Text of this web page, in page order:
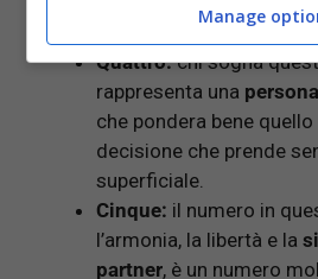
Quattro:chi sogna
rappresenta una
che pondera bene
decisione che prende
superficiale.
Cinque: il numero in
l’armonia, la libertà e la
partner, è un numero
Manage